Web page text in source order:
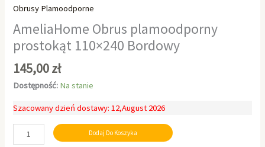
Obrusy Plamoodporne
AmeliaHome Obrus plamoodporny
prostokąt 110×240 Bordowy
145,00zł
Dostępność: Na stanie
Szacowany dzień dostawy: 12,August 2026
Dodaj Do Koszyka